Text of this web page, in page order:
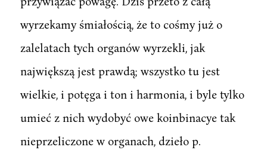
wyrzekamy śmiałością, że to cośmy już o
zalelatach tych organów wyrzekli, jak
największą jest prawdą; wszystko tu jest
wielkie, i potęga i ton i harmonia, i byle tylko
umieć z nich wydobyć owe koinbinacye tak
nieprzeliczone w organach, dzieło p.